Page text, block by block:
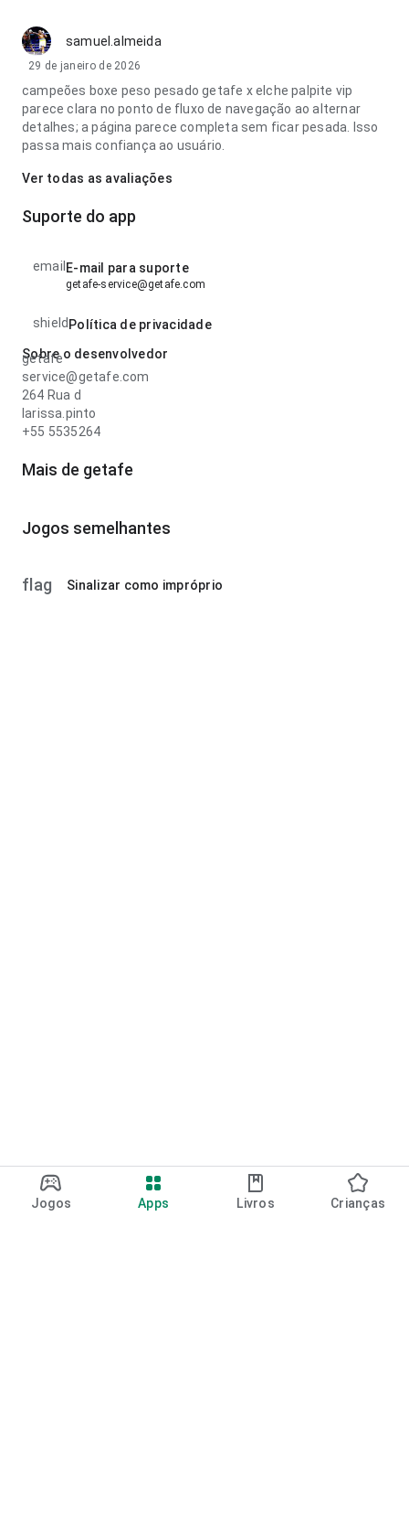
Jogos Apps Livros Crianças
samuel.almeida
29 de janeiro de 2026
campeões boxe peso pesado getafe x elche palpite vip
parece clara no ponto de fluxo de navegação ao alternar
detalhes; a página parece completa sem ficar pesada. Isso
passa mais confiança ao usuário.
Ver todas as avaliações
Suporte do app
email E-mail para suporte
getafe-service@getafe.com
shield Política de privacidade
Sobre o desenvolvedor
getafe
service@getafe.com
264 Rua d
larissa.pinto
+55 5535264
Mais de getafe
Jogos semelhantes
flag Sinalizar como impróprio